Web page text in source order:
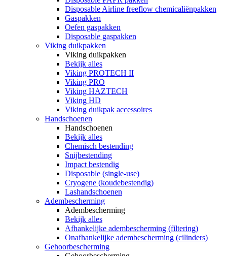
Disposable Airline freeflow chemicaliënpakken
Gaspakken
Oefen gaspakken
Disposable gaspakken
Viking duikpakken
Viking duikpakken
Bekijk alles
Viking PROTECH II
Viking PRO
Viking HAZTECH
Viking HD
Viking duikpak accessoires
Handschoenen
Handschoenen
Bekijk alles
Chemisch bestending
Snijbestending
Impact bestendig
Disposable (single-use)
Cryogene (koudebestendig)
Lashandschoenen
Adembescherming
Adembescherming
Bekijk alles
Afhankelijke adembescherming (filtering)
Onafhankelijke adembescherming (cilinders)
Gehoorbescherming